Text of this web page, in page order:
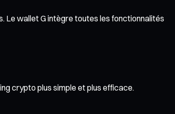
Le wallet G intègre toutes les fonctionnalités
crypto plus simple et plus efficace.